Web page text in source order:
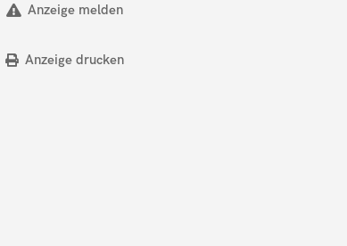
Anzeige melden
Anzeige drucken